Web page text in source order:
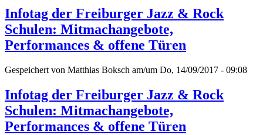
Infotag der Freiburger Jazz & Rock
Schulen: Mitmachangebote,
Performances & offene Türen
Gespeichert von Matthias Boksch am/um Do, 14/09/2017 - 09:08
Infotag der Freiburger Jazz & Rock
Schulen: Mitmachangebote,
Performances & offene Türen